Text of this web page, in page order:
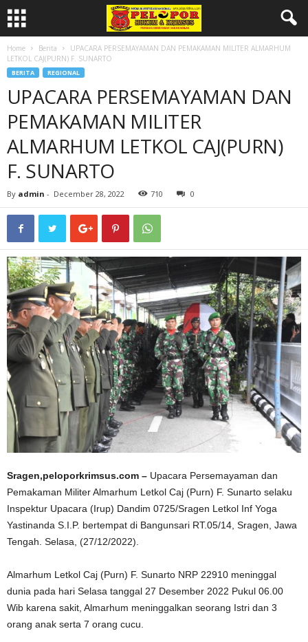
Home Berita
UPACARA PERSEMAYAMAN DAN PEMAKAMAN MILITER ALMARHUM
LETKOL CAJ(PURN) F. SUNARTO
BERITA REGIONAL
UPACARA PERSEMAYAMAN DAN
PEMAKAMAN MILITER
ALMARHUM LETKOL CAJ(PURN)
F. SUNARTO
By admin - December 28, 2022 710 0
Sragen,peloporkrimsus.com – Upacara Persemayaman dan
Pemakaman Militer Almarhum Letkol Caj (Purn) F. Sunarto selaku
Inspektur Upacara (Irup) Dandim 0725/Sragen Letkol Inf Yoga
Yastinanda S.I.P. bertempat di Bangunsari RT.05/14, Sragen, Jawa
Tengah. Selasa, (27/12/2022).
Almarhum Letkol Caj (Purn) F. Sunarto NRP 22910 meninggal
dunia pada hari Selasa tanggal 27 Desember 2022 Pukul 06.00
Wib karena sakit, Almarhum meninggalkan seorang Istri dan 3
orang anak serta 7 orang cucu.